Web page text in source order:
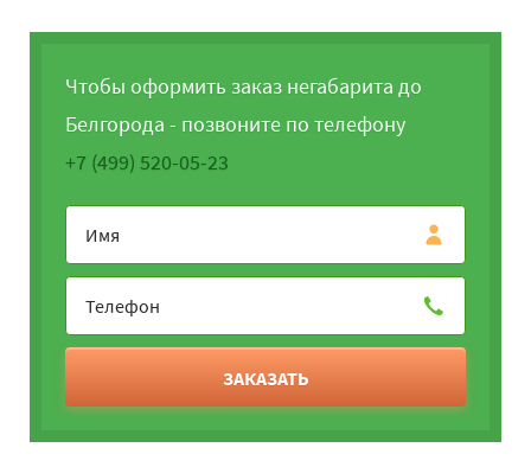
Чтобы оформить заказ негабарита до
Белгорода - позвоните по телефону
+7 (499) 520-05-23
ЗАКАЗАТЬ